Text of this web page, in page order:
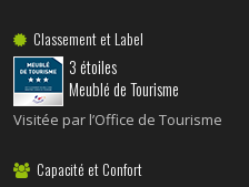
Classement et Label
3 étoiles
Meublé de Tourisme
Visitée par l’Office de Tourisme
Capacité et Confort